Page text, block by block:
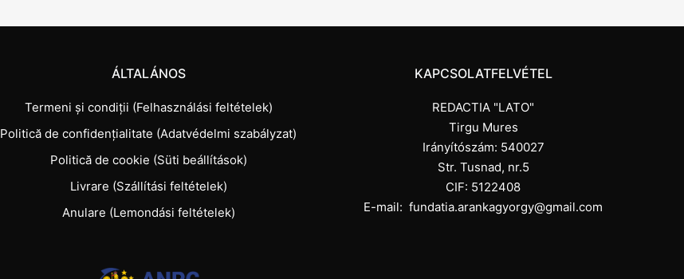
ÁLTALÁNOS
Termeni și condiții (Felhasználási feltételek)
Politică de confidențialitate (Adatvédelmi szabályzat)
Politică de cookie (Süti beállítások)
Livrare (Szállítási feltételek)
Anulare (Lemondási feltételek)
KAPCSOLATFELVÉTEL
REDACTIA "LATO"
Tirgu Mures
Irányítószám: 540027
Str. Tusnad, nr.5
CIF: 5122408
E-mail: fundatia.arankagyorgy@gmail.com